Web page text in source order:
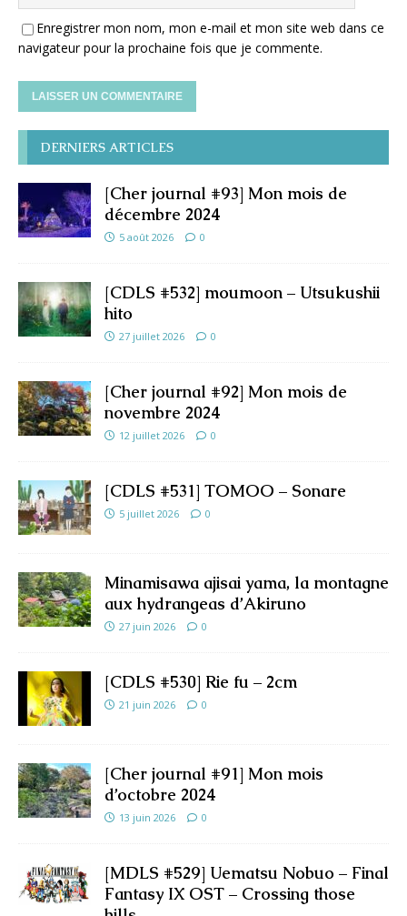
Enregistrer mon nom, mon e-mail et mon site web dans ce
navigateur pour la prochaine fois que je commente.
DERNIERS ARTICLES
[Cher journal #93] Mon mois de
décembre 2024
5 août 2026 0
[CDLS #532] moumoon – Utsukushii
hito
27 juillet 2026 0
[Cher journal #92] Mon mois de
novembre 2024
12 juillet 2026 0
[CDLS #531] TOMOO – Sonare
5 juillet 2026 0
Minamisawa ajisai yama, la montagne
aux hydrangeas d’Akiruno
27 juin 2026 0
[CDLS #530] Rie fu – 2cm
21 juin 2026 0
[Cher journal #91] Mon mois
d’octobre 2024
13 juin 2026 0
[MDLS #529] Uematsu Nobuo – Final
Fantasy IX OST – Crossing those